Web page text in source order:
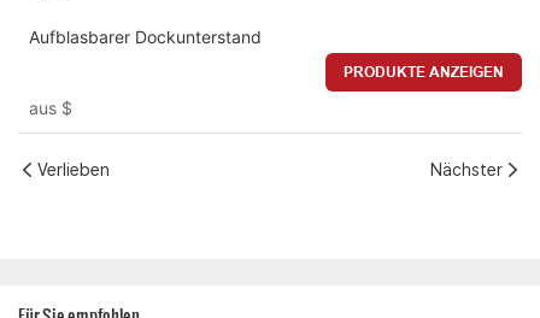
Aufblasbarer Dockunterstand
aus $
PRODUKTE ANZEIGEN
Verlieben Nächster